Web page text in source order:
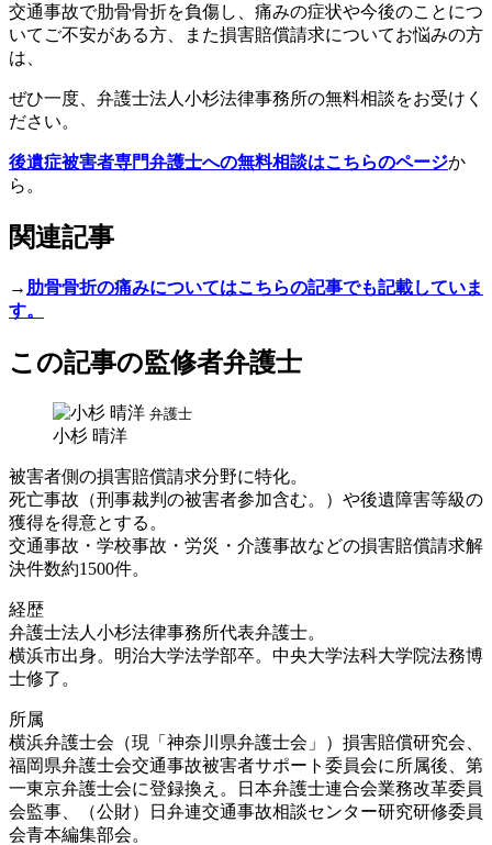
交通事故で肋骨骨折を負傷し、痛みの症状や今後のことにつ
いてご不安がある方、また損害賠償請求についてお悩みの方
は、
ぜひ一度、弁護士法人小杉法律事務所の無料相談をお受けく
ださい。
後遺症被害者専門弁護士への無料相談はこちらのページか
ら。
関連記事
→ 肋骨骨折の痛みについてはこちらの記事でも記載していま
す。
この記事の監修者弁護士
弁護士
小杉 晴洋
被害者側の損害賠償請求分野に特化。
死亡事故（刑事裁判の被害者参加含む。）や後遺障害等級の
獲得を得意とする。
交通事故・学校事故・労災・介護事故などの損害賠償請求解
決件数約1500件。
経歴
弁護士法人小杉法律事務所代表弁護士。
横浜市出身。明治大学法学部卒。中央大学法科大学院法務博
士修了。
所属
横浜弁護士会（現「神奈川県弁護士会」）損害賠償研究会、
福岡県弁護士会交通事故被害者サポート委員会に所属後、第
一東京弁護士会に登録換え。日本弁護士連合会業務改革委員
会監事、（公財）日弁連交通事故相談センター研究研修委員
会青本編集部会。